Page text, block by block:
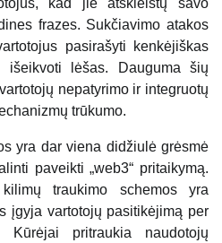
kad jie atskleistų savo
frazes. Sukčiavimo atakos
pasirašyti kenkėjiškas
išeikvoti lėšas. Dauguma šių
nepatyrimo ir integruotų
trūkumo.
yra dar viena didžiulė grėsmė
paveikti „web3“ pritaikymą.
traukimo schemos yra
įgyja vartotojų pasitikėjimą per
Kūrėjai pritraukia naudotojų